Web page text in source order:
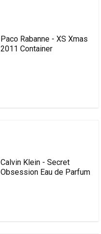
Paco Rabanne - XS Xmas
2011 Container
Calvin Klein - Secret
Obsession Eau de Parfum